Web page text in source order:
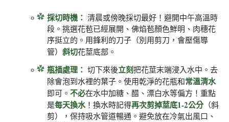
採切時機： 清晨或傍晚採切最好！避開中午高溫時
段。挑選花苞已經展開、佛焰苞顏色鮮明、肉穗花
序挺立的。用鋒利的刀子（別用剪刀，會壓傷導
管） 斜切花莖底部。
瓶插處理： 切下來後立刻把花莖末端浸入水中。去
除會泡到水裡的葉子。使用乾淨的花瓶和常溫清水
即可。 不必在水中加糖、醋、漂白水等偏方！重點
是每天換水！換水時記得再次剪掉莖底1-2公分 （斜
剪），保持吸水管道暢通。避免放在冷氣出風口、